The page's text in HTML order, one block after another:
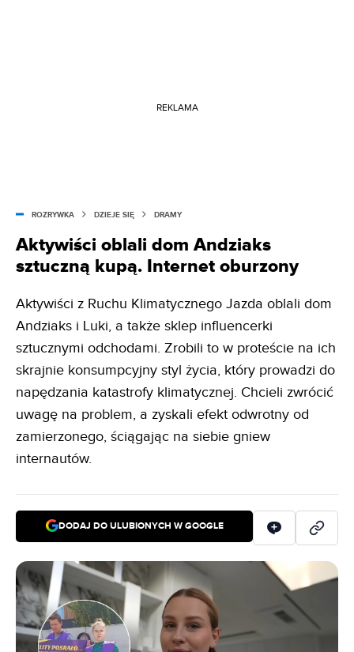
REKLAMA
ROZRYWKA DZIEJE SIĘ DRAMY
Aktywiści oblali dom Andziaks
sztuczną kupą. Internet oburzony
Aktywiści z Ruchu Klimatycznego Jazda oblali dom
Andziaks i Luki, a także sklep influencerki
sztucznymi odchodami. Zrobili to w proteście na ich
skrajnie konsumpcyjny styl życia, który prowadzi do
napędzania katastrofy klimatycznej. Chcieli zwrócić
uwagę na problem, a zyskali efekt odwrotny od
zamierzonego, ściągając na siebie gniew
internautów.
DODAJ DO ULUBIONYCH W GOOGLE